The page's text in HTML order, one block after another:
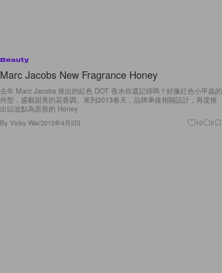
Beauty
Marc Jacobs New Fragrance Honey
去年 Marc Jacobs 推出的紅色 DOT 香水你還記得嗎？好像紅色小甲蟲的
外型，盛載甜美的花香調。來到2013春天，品牌承接相關設計，再度推
出以波點為原形的 Honey
By Vicky Wai/2013年4月2日 10 0